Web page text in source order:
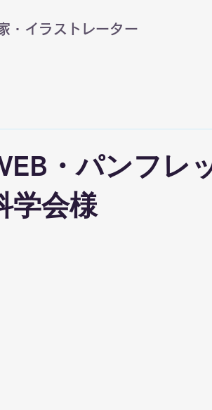
・イラストレーター
・パンフレ
学会様